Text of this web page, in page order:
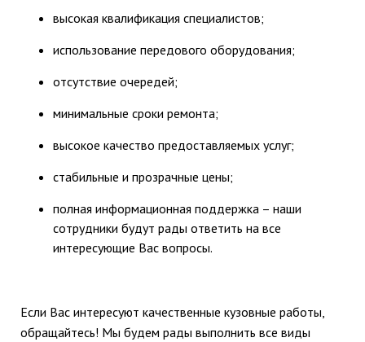
высокая квалификация специалистов;
использование передового оборудования;
отсутствие очередей;
минимальные сроки ремонта;
высокое качество предоставляемых услуг;
стабильные и прозрачные цены;
полная информационная поддержка – наши
сотрудники будут рады ответить на все
интересующие Вас вопросы.
Если Вас интересуют качественные кузовные работы,
обращайтесь! Мы будем рады выполнить все виды